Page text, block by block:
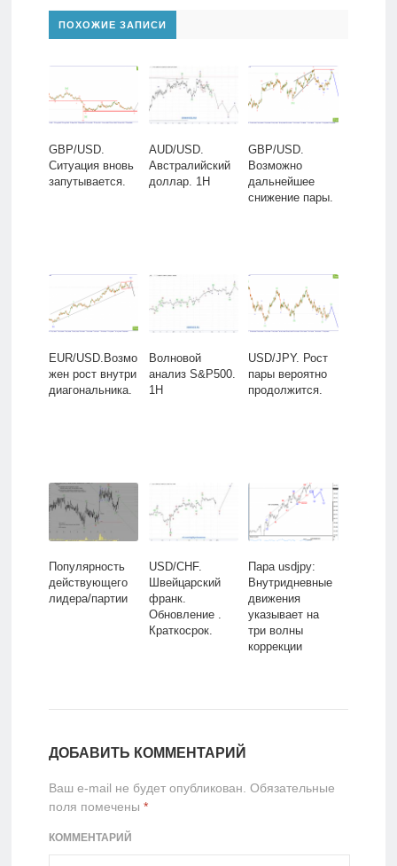
ПОХОЖИЕ ЗАПИСИ
GBP/USD.
Ситуация вновь
запутывается.
AUD/USD.
Австралийский
доллар. 1H
GBP/USD.
Возможно
дальнейшее
снижение пары.
EUR/USD.Возмо
жен рост внутри
диагональника.
Волновой
анализ S&P500.
1H
USD/JPY. Рост
пары вероятно
продолжится.
Популярность
действующего
лидера/партии
USD/CHF.
Швейцарский
франк.
Обновление .
Краткосрок.
Пара usdjpy:
Внутридневные
движения
указывает на
три волны
коррекции
ДОБАВИТЬ КОММЕНТАРИЙ
Ваш e-mail не будет опубликован. Обязательные
поля помечены *
КОММЕНТАРИЙ